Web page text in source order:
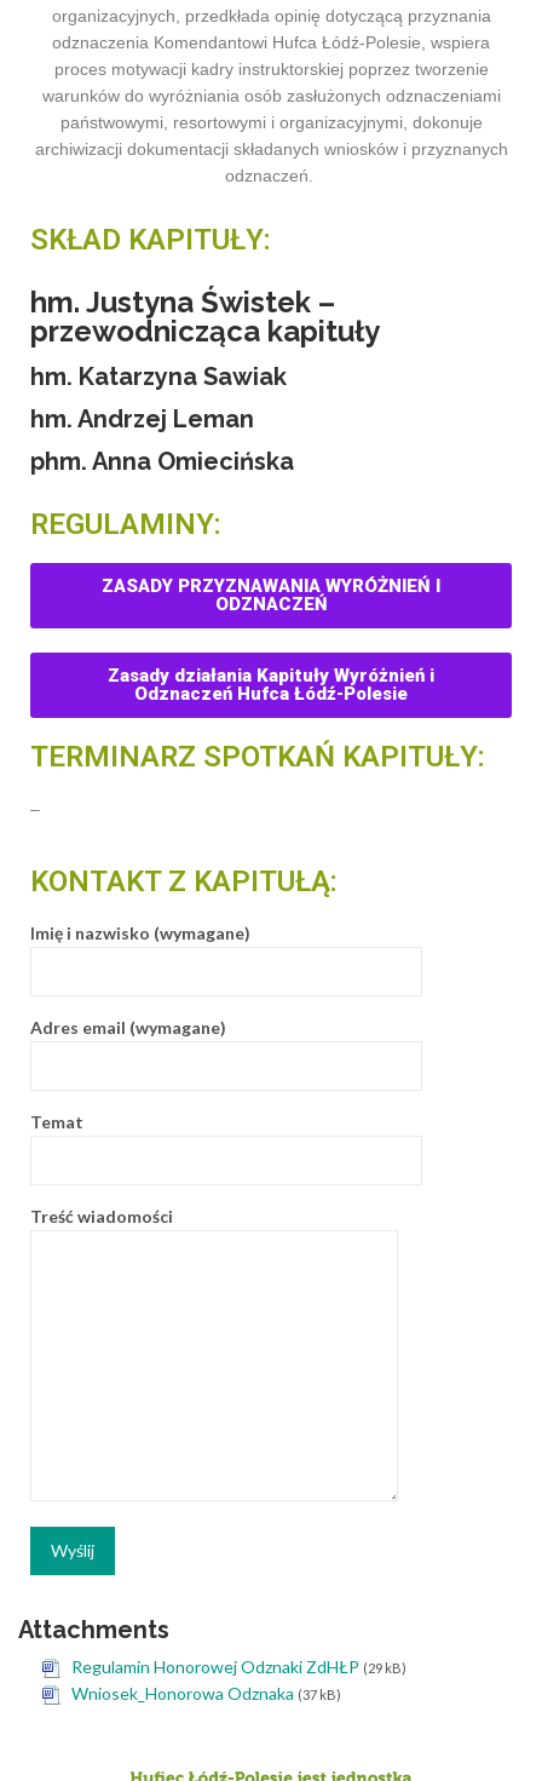
organizacyjnych, przedkłada opinię dotyczącą przyznania
odznaczenia Komendantowi Hufca Łódź-Polesie, wspiera
proces motywacji kadry instruktorskiej poprzez tworzenie
warunków do wyróżniania osób zasłużonych odznaczeniami
państwowymi, resortowymi i organizacyjnymi, dokonuje
archiwizacji dokumentacji składanych wniosków i przyznanych
odznaczeń.
SKŁAD KAPITUŁY:
hm. Justyna Świstek –
przewodnicząca kapituły
hm. Katarzyna Sawiak
hm. Andrzej Leman
phm. Anna Omiecińska
REGULAMINY:
ZASADY PRZYZNAWANIA WYRÓŻNIEŃ I
ODZNACZEŃ
Zasady działania Kapituły Wyróżnień i
Odznaczeń Hufca Łódź-Polesie
TERMINARZ SPOTKAŃ KAPITUŁY:
–
KONTAKT Z KAPITUŁĄ:
Imię i nazwisko (wymagane)
Adres email (wymagane)
Temat
Treść wiadomości
Attachments
Regulamin Honorowej Odznaki ZdHŁP (29 kB)
Wniosek_Honorowa Odznaka (37 kB)